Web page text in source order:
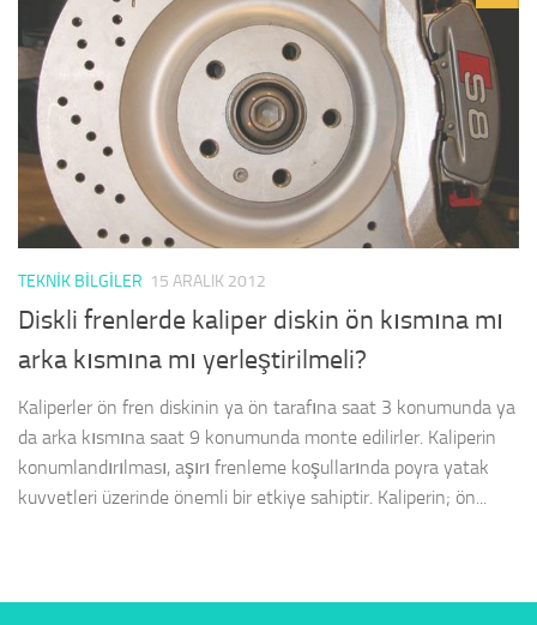
TEKNIK BILGILER 15 ARALIK 2012
Diskli frenlerde kaliper diskin ön kısmına mı
arka kısmına mı yerleştirilmeli?
Kaliperler ön fren diskinin ya ön tarafına saat 3 konumunda ya
da arka kısmına saat 9 konumunda monte edilirler. Kaliperin
konumlandırılması, aşırı frenleme koşullarında poyra yatak
kuvvetleri üzerinde önemli bir etkiye sahiptir. Kaliperin; ön...